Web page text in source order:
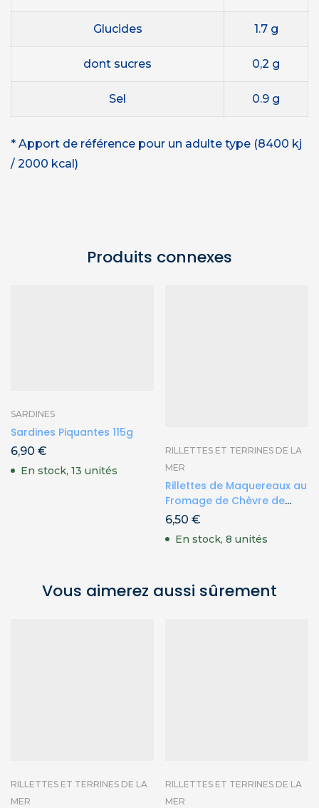
Glucides 1.7 g
dont sucres 0,2 g
Sel 0.9 g
* Apport de référence pour un adulte type (8400 kj
/ 2000 kcal)
Produits connexes
SARDINES
Sardines Piquantes 115g
6,90 €
En stock, 13 unités
RILLETTES ET TERRINES DE LA
MER
Rillettes de Maquereaux au
Fromage de Chèvre de
Belle Ile 100g
6,50 €
En stock, 8 unités
Vous aimerez aussi sûrement
RILLETTES ET TERRINES DE LA
MER
RILLETTES ET TERRINES DE LA
MER